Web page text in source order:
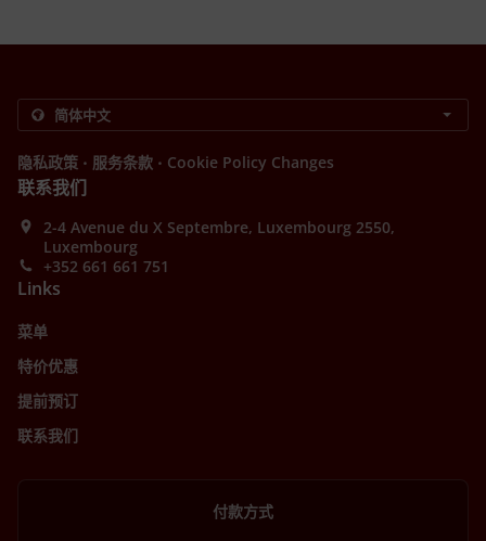
隐私政策 . 服务条款 . Cookie Policy Changes
联系我们
2-4 Avenue du X Septembre, Luxembourg 2550,
Luxembourg
+352 661 661 751
Links
菜单
特价优惠
提前预订
联系我们
付款方式